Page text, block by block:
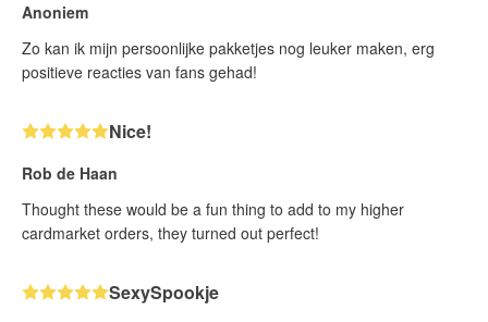
Anoniem
Zo kan ik mijn persoonlijke pakketjes nog leuker maken, erg
positieve reacties van fans gehad!
Nice!
Rob de Haan
Thought these would be a fun thing to add to my higher
cardmarket orders, they turned out perfect!
SexySpookje